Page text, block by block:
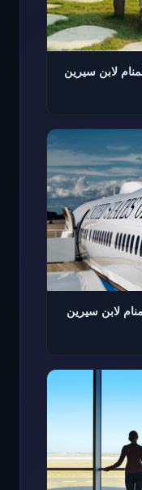
لابن سيرين
لابن سيرين